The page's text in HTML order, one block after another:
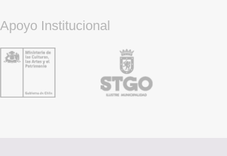
Apoyo Institucional